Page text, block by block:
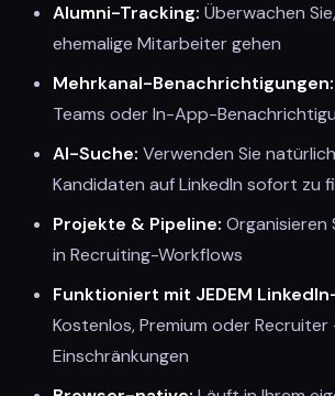
Alumni-Tracking: Überwachen
ehemalige Mitarbeiter gehen
Mehrkanal-Benachrichtigungen:
Teams oder In-App-
AI-Suche: Verwenden Sie
Kandidaten auf LinkedIn sofort zu
Projekte & Pipeline: Organisieren
in Recruiting-Workflows
Funktioniert mit JEDEM
Kostenlos, Premium oder Recruiter
Einschränkungen